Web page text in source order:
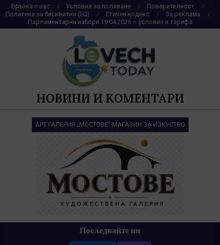
Skip
to
content
Връзка с нас Условия за ползване
Поверителност
Политика за бисквитки (ЕС)
Етичен кодекс
За реклама
Парламентарни избори 19.04.2026 – условия и тарифа
НОВИНИ И КОМЕНТАРИ
АРТ ГАЛЕРИЯ „МОСТОВЕ“ МАГАЗИН ЗА ИЗКУСТВО
Последвайте ни